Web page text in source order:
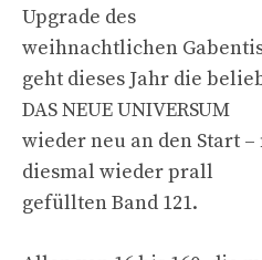
Upgrade des
weihnachtlichen
geht dieses Jahr die
DAS NEUE UNIVERSUM
wieder neu an den Start
diesmal wieder prall
gefüllten Band 121.